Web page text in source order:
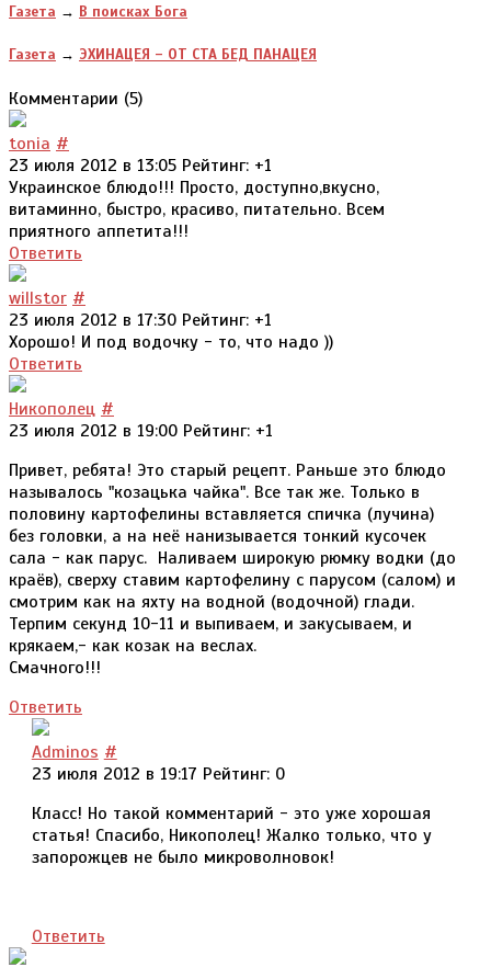
Газета → В поисках Бога
Газета → ЭХИНАЦЕЯ – ОТ СТА БЕД ПАНАЦЕЯ
Комментарии (5)
tonia #
23 июля 2012 в 13:05 Рейтинг: +1
Украинское блюдо!!! Просто, доступно,вкусно,
витаминно, быстро, красиво, питательно. Всем
приятного аппетита!!!
Ответить
willstor #
23 июля 2012 в 17:30 Рейтинг: +1
Хорошо! И под водочку - то, что надо ))
Ответить
Никополец #
23 июля 2012 в 19:00 Рейтинг: +1
Привет, ребята! Это старый рецепт. Раньше это блюдо
называлось "козацька чайка". Все так же. Только в
половину картофелины вставляется спичка (лучина)
без головки, а на неё нанизывается тонкий кусочек
сала - как парус. Наливаем широкую рюмку водки (до
краёв), сверху ставим картофелину с парусом (салом) и
смотрим как на яхту на водной (водочной) глади.
Терпим секунд 10-11 и выпиваем, и закусываем, и
крякаем,- как козак на веслах.
Смачного!!!
Ответить
Adminos #
23 июля 2012 в 19:17 Рейтинг: 0
Класс! Но такой комментарий - это уже хорошая
статья! Спасибо, Никополец! Жалко только, что у
запорожцев не было микроволновок!
Ответить